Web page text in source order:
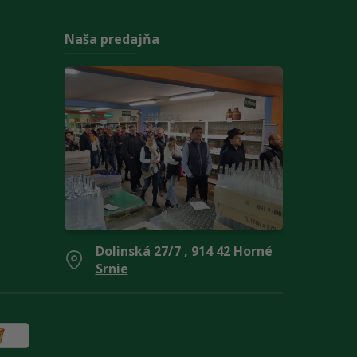
Naša predajňa
Dolinská 27/7 , 914 42 Horné
Srnie